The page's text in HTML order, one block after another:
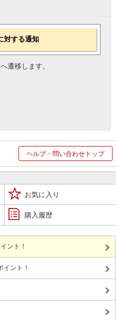
対する通知
遷移します。
ヘルプ・問い合わせトップ
お気に入り
購入履歴
ント！
ント！